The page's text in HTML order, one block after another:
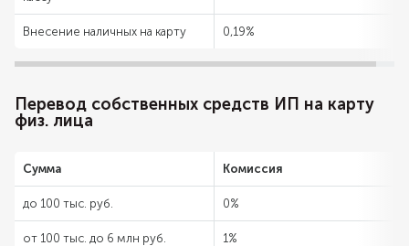
Внесение наличных на карту 0,19%
Перевод собственных средств ИП на карту
физ. лица
Сумма Комиссия
до 100 тыс. руб. 0%
от 100 тыс. до 6 млн руб. 1%